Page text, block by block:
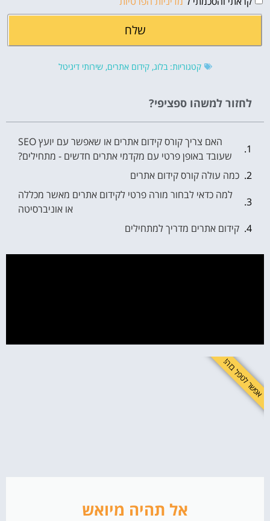
שלח
קטגוריות: בלוג,קידום אתרים,שירותי דיגיטל
לחזור למשהו ספציפי?
האם צריך קורס קידום אתרים או שאפשר עם יועץ SEO
שעובד באופן פרטי עם מקדמי אתרים חדשים - מתחילים?
כמה עולה קורס קידום אתרים
למה כדאי לבחור מורה פרטי לקידום אתרים מאשר מכללה
או אוניברסיטה
קידום אתרים מדריך למתחילים
אל תהיה מיואש
אפשר לטפל בזה!